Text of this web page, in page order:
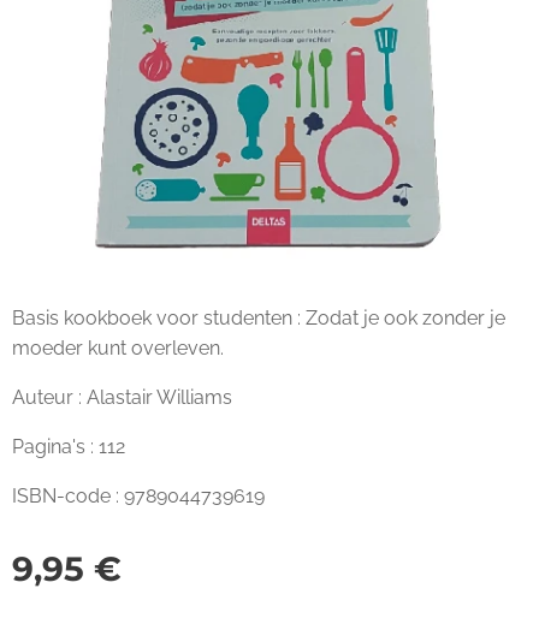
Basis kookboek voor studenten : Zodat je ook zonder je
moeder kunt overleven.
Auteur : Alastair Williams
Pagina's : 112
ISBN-code : 9789044739619
9,95 €